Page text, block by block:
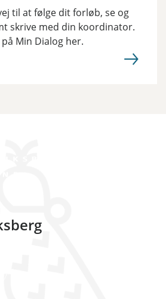
til at følge dit forløb, se og
skrive med din koordinator.
Min Dialog her.